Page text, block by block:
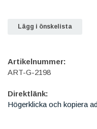
Lägg i önskelista
Artikelnummer:
ART-G-2198
Direktlänk:
Högerklicka och kopiera